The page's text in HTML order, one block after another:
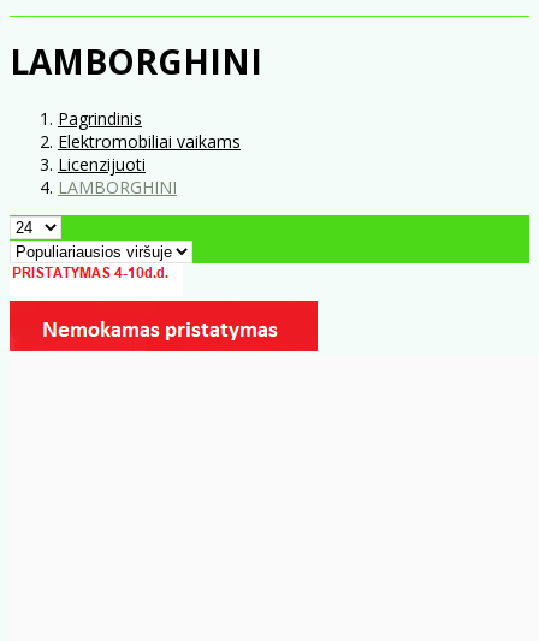
LAMBORGHINI
Pagrindinis
Elektromobiliai vaikams
Licenzijuoti
LAMBORGHINI